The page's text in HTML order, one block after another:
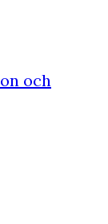
och